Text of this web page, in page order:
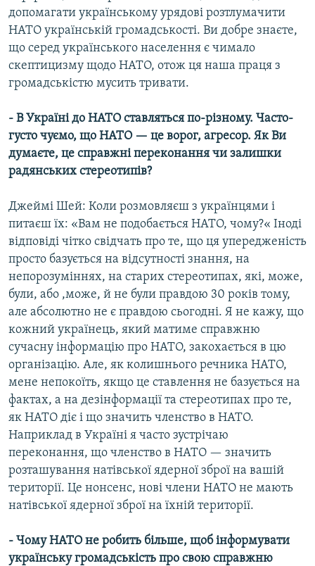
допомагати українському урядові розтлумачити
НАТО українській громадськості. Ви добре знаєте,
що серед українського населення є чимало
скептицизму щодо НАТО, отож ця наша праця з
громадськістю мусить тривати.
- В Україні до НАТО ставляться по-різному. Часто-
густо чуємо, що НАТО — це ворог, агресор. Як Ви
думаєте, це справжні переконання чи залишки
радянських стереотипів?
Джеймі Шей: Коли розмовляєш з українцями і
питаєш їх: «Вам не подобається НАТО, чому?« Іноді
відповіді чітко свідчать про те, що ця упередженість
просто базується на відсутності знання, на
непорозуміннях, на старих стереотипах, які, може,
були, або ,може, й не були правдою 30 років тому,
але абсолютно не є правдою сьогодні. Я не кажу, що
кожний українець, який матиме справжню
сучасну інформацію про НАТО, закохається в цю
організацію. Але, як колишнього речника НАТО,
мене непокоїть, якщо це ставлення не базується на
фактах, а на дезінформації та стереотипах про те,
як НАТО діє і що значить членство в НАТО.
Наприклад в Україні я часто зустрічаю
переконання, що членство в НАТО — значить
розташування натівської ядерної зброї на вашій
території. Це нонсенс, нові члени НАТО не мають
натівської ядерної зброї на їхній території.
- Чому НАТО не робить більше, щоб інформувати
українську громадськість про свою справжню